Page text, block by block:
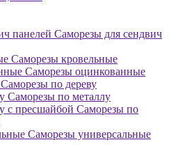
Саморезы для сендвич
Саморезы кровельные
Саморезы оцинкованные
Саморезы по дереву
Саморезы по металлу
Саморезы по
Саморезы универсальные